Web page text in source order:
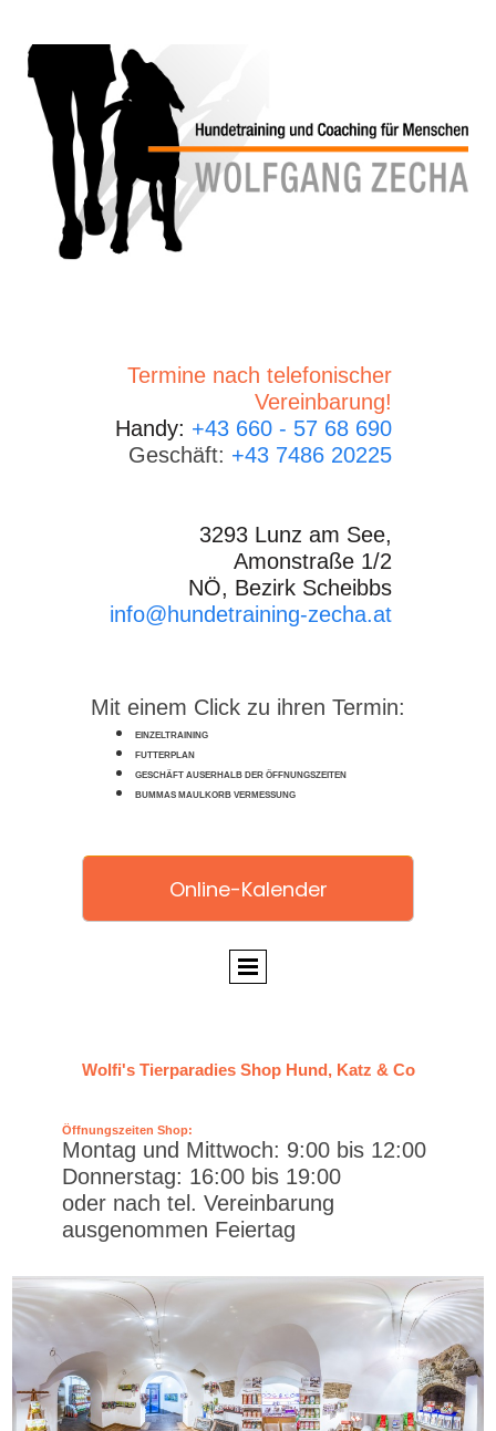
Termine nach telefonischer
Vereinbarung!
Handy: +43 660 - 57 68 690
Geschäft: +43 7486 20225
3293 Lunz am See,
Amonstraße 1/2
NÖ, Bezirk Scheibbs
info@hundetraining-zecha.at
Mit einem Click zu ihren Termin:
EINZELTRAINING
FUTTERPLAN
GESCHÄFT AUSERHALB DER ÖFFNUNGSZEITEN
BUMMAS MAULKORB VERMESSUNG
Online-Kalender
Wolfi's Tierparadies Shop Hund, Katz & Co
Öffnungszeiten Shop:
Montag und Mittwoch: 9:00 bis 12:00
Donnerstag: 16:00 bis 19:00
oder nach tel. Vereinbarung
ausgenommen Feiertag